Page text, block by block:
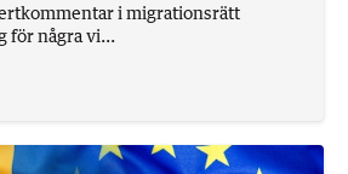
i migrationsrätt
för några vi...